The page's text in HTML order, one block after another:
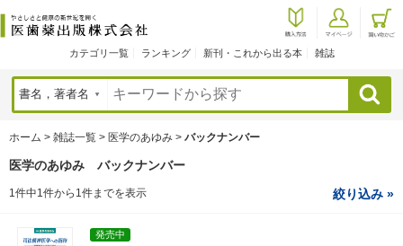
カテゴリ一覧 ランキング 新刊・これから出る本 雑誌
検索
ホーム > 雑誌一覧 > 医学のあゆみ > バックナンバー
医学のあゆみ バックナンバー
1件中1件から1件までを表示 絞り込み »
発売中